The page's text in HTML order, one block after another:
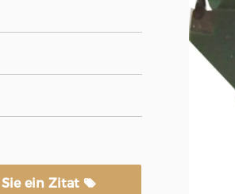
ein Zitat